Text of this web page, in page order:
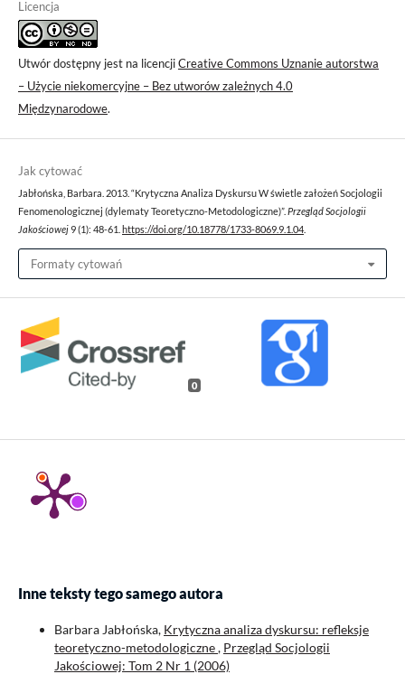
Licencja
Utwór dostępny jest na licencjiCreative Commons Uznanie autorstwa
– Użycie niekomercyjne – Bez utworów zależnych 4.0
Międzynarodowe.
Jak cytować
Jabłońska, Barbara. 2013. “Krytyczna Analiza Dyskursu W świetle założeń Socjologii
Fenomenologicznej (dylematy Teoretyczno-Metodologiczne)”. Przegląd Socjologii
Jakościowej9 (1): 48-61. https://doi.org/10.18778/1733-8069.9.1.04.
Formaty cytowań
0
Inne teksty tego samego autora
Barbara Jabłońska, Krytyczna analiza dyskursu: refleksje
teoretyczno-metodologiczne, Przegląd Socjologii
Jakościowej: Tom 2 Nr 1 (2006)